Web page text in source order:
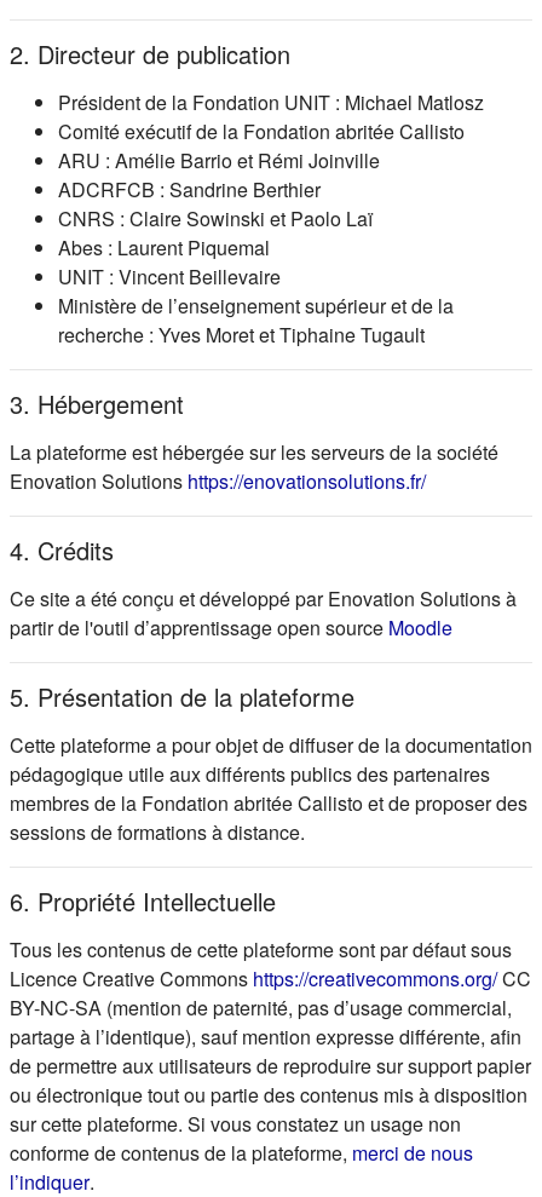
2. Directeur de publication
Président de la Fondation UNIT : Michael Matlosz
Comité exécutif de la Fondation abritée Callisto
ARU : Amélie Barrio et Rémi Joinville
ADCRFCB : Sandrine Berthier
CNRS : Claire Sowinski et Paolo Laï
Abes : Laurent Piquemal
UNIT : Vincent Beillevaire
Ministère de l’enseignement supérieur et de la
recherche : Yves Moret et Tiphaine Tugault
3. Hébergement
La plateforme est hébergée sur les serveurs de la société
Enovation Solutions https://enovationsolutions.fr/(s'ouvre
4. Crédits
Ce site a été conçu et développé par Enovation Solutions à
partir de l'outil d’apprentissage open source Moodle(s'ouvre
5. Présentation de la plateforme
Cette plateforme a pour objet de diffuser de la documentation
pédagogique utile aux différents publics des partenaires
membres de la Fondation abritée Callisto et de proposer des
sessions de formations à distance.
6. Propriété Intellectuelle
Tous les contenus de cette plateforme sont par défaut sous
Licence Creative Commons https://creativecommons.org/CC
BY-NC-SA (mention de paternité, pas d’usage commercial,
partage à l’identique), sauf mention expresse différente, afin
de permettre aux utilisateurs de reproduire sur support papier
ou électronique tout ou partie des contenus mis à disposition
sur cette plateforme. Si vous constatez un usage non
conforme de contenus de la plateforme, merci de nous
l’indiquer(s'ouvre dans un nouvel onglet)
.